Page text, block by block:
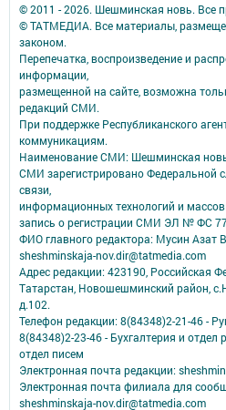
© 2011 - 2026. Шешминская новь. Все
© ТАТМЕДИА. Все материалы,
законом.
Перепечатка, воспроизведение и
информации,
размещенной на сайте, возможна
редакций СМИ.
При поддержке Республиканского
коммуникациям.
Наименование СМИ: Шешминская
СМИ зарегистрировано Федеральной
связи,
информационных технологий и
запись о регистрации СМИ ЭЛ № ФС
ФИО главного редактора: Мусин Азат
sheshminskaja-nov.dir@tatmedia.com
Адрес редакции: 423190, Российская
Татарстан, Новошешминский район,
д.102.
Телефон редакции: 8(84348)2-21-46 -
8(84348)2-23-46 - Бухгалтерия и
отдел писем
Электронная почта редакции:
Электронная почта филиала для
sheshminskaja-nov.dir@tatmedia.com